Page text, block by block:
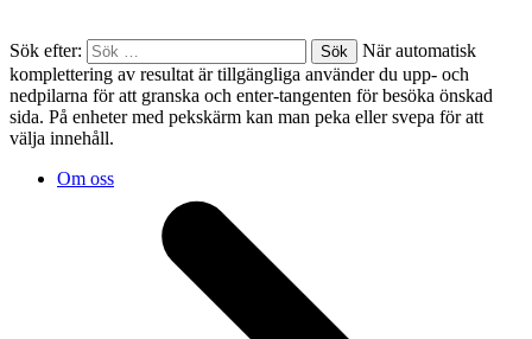
Sök efter:
När automatisk
komplettering av resultat är tillgängliga använder du upp- och
nedpilarna för att granska och enter-tangenten för besöka önskad
sida. På enheter med pekskärm kan man peka eller svepa för att
välja innehåll.
Om oss